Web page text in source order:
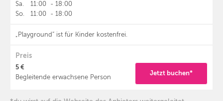
Sa.
11:00 - 18:00
So.
11:00 - 18:00
„Playground“ ist für Kinder kostenfrei.
Preis
5 €
Begleitende erwachsene Person
Jetzt buchen*